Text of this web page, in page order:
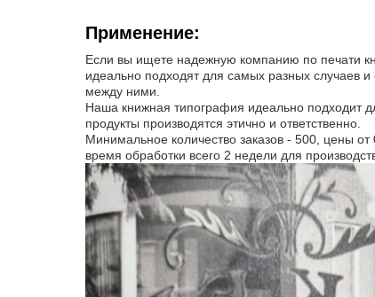
Применение:
Если вы ищете надежную компанию по печати
идеально подходят для самых разных случаев
между ними.
Наша книжная типография идеально подходит
продукты производятся этично и ответственно.
Минимальное количество заказов - 500, цены
время обработки всего 2 недели для